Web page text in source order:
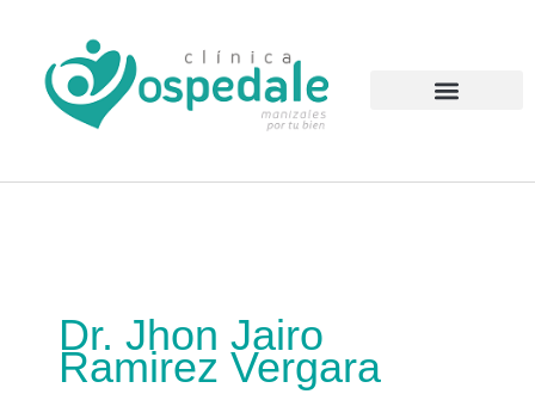
contenido
Dr. Jhon Jairo
Ramirez Vergara